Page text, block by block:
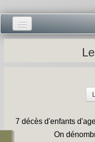
Accueil -
Blog Salle des
7 décès d'enfants
On